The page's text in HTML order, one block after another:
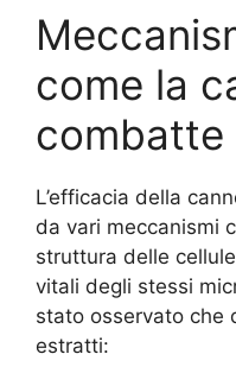
come la
combatte
L’efficacia della
da vari meccanismi
struttura delle
vitali degli stessi
stato osservato che
estratti: